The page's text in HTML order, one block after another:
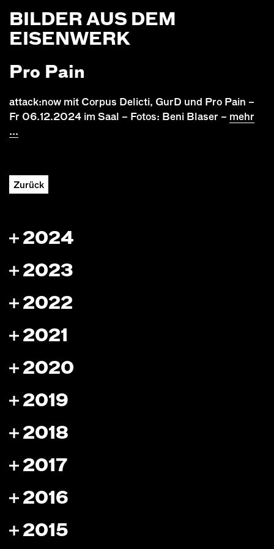
BILDER AUS DEM
EISENWERK
Pro Pain
attack:now mit Corpus Delicti, GurD und Pro Pain –
Fr 06.12.2024 im Saal – Fotos: Beni Blaser – mehr
...
Zurück
2024
2023
2022
2021
2020
2019
2018
2017
2016
2015